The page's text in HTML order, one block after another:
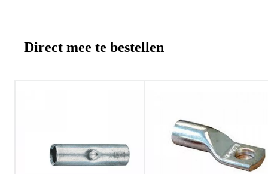
Direct mee te bestellen